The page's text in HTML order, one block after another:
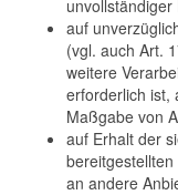
unvollständiger
auf
(vgl. auch Art.
weitere
erforderlich ist,
Maßgabe von
auf Erhalt der
an andere